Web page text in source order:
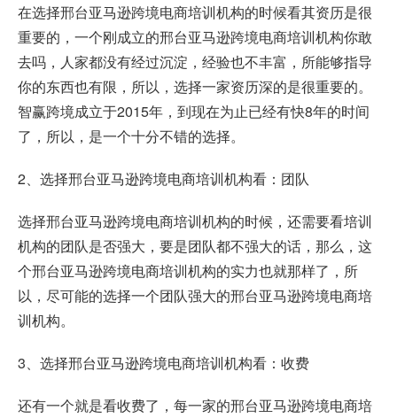
在选择邢台亚马逊跨境电商培训机构的时候看其资历是很
重要的，一个刚成立的邢台亚马逊跨境电商培训机构你敢
去吗，人家都没有经过沉淀，经验也不丰富，所能够指导
你的东西也有限，所以，选择一家资历深的是很重要的。
智赢跨境成立于2015年，到现在为止已经有快8年的时间
了，所以，是一个十分不错的选择。
2、选择邢台亚马逊跨境电商培训机构看：团队
选择邢台亚马逊跨境电商培训机构的时候，还需要看培训
机构的团队是否强大，要是团队都不强大的话，那么，这
个邢台亚马逊跨境电商培训机构的实力也就那样了，所
以，尽可能的选择一个团队强大的邢台亚马逊跨境电商培
训机构。
3、选择邢台亚马逊跨境电商培训机构看：收费
还有一个就是看收费了，每一家的邢台亚马逊跨境电商培